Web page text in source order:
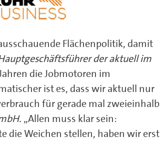
Flächenpolitik, damit
der aktuell im
die Jobmotoren im
ist es, dass wir aktuell nur
für gerade mal zweieinhalb
„Allen muss klar sein:
die Weichen stellen, haben wir erst